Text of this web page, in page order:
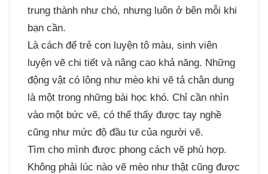
trung thành như chó, nhưng luôn ở bên mỗi khi
bạn cần.
Là cách để trẻ con luyện tô màu, sinh viên
luyện vẽ chi tiết và nâng cao khả năng. Những
động vật có lông như mèo khi vẽ tả chân dung
là một trong những bài học khó. Chỉ cần nhìn
vào một bức vẽ, có thể thấy được tay nghề
cũng như mức độ đầu tư của người vẽ.
Tìm cho mình được phong cách vẽ phù hợp.
Không phải lúc nào vẽ mèo như thật cũng được